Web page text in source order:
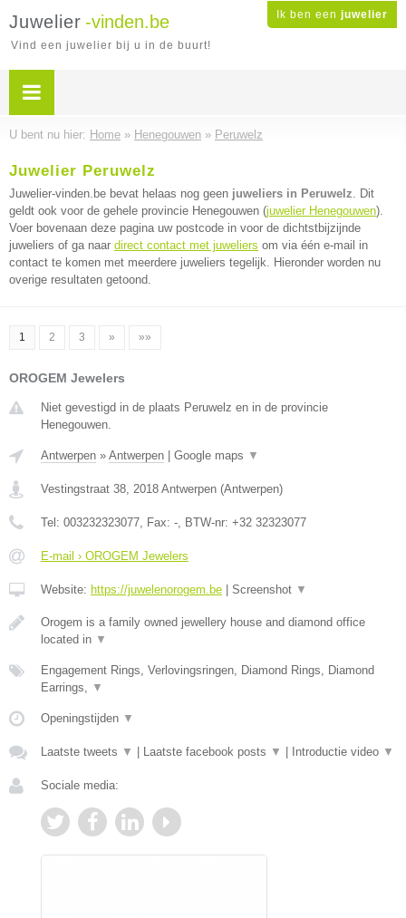
Ik ben een juwelier
Juwelier -vinden.be
Vind een juwelier bij u in de buurt!
U bent nu hier: Home » Henegouwen » Peruwelz
Juwelier Peruwelz
Juwelier-vinden.be bevat helaas nog geen juweliers in Peruwelz. Dit
geldt ook voor de gehele provincie Henegouwen (juwelier Henegouwen).
Voer bovenaan deze pagina uw postcode in voor de dichtstbijzijnde
juweliers of ga naar direct contact met juweliers om via één e-mail in
contact te komen met meerdere juweliers tegelijk. Hieronder worden nu
overige resultaten getoond.
1 2 3 » »»
OROGEM Jewelers
Niet gevestigd in de plaats Peruwelz en in de provincie
Henegouwen.
Antwerpen » Antwerpen Google maps ▼
Vestingstraat 38, 2018 Antwerpen (Antwerpen)
Tel: 003232323077, Fax: -, BTW-nr: +32 32323077
E-mail › OROGEM Jewelers
Website: https://juwelenorogem.be Screenshot ▼
Orogem is a family owned jewellery house and diamond office
located in ▼
Engagement Rings, Verlovingsringen, Diamond Rings, Diamond
Earrings, ▼
Openingstijden ▼
Laatste tweets ▼ Laatste facebook posts ▼ Introductie video ▼
Sociale media: